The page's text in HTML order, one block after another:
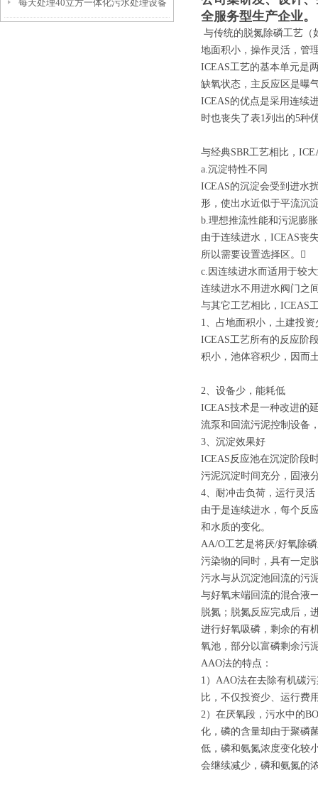
每天处理40立方一体化污水处理设备
全服务型生产企业。
与传统的脱氮除磷工艺（
地面积小，操作灵活，管
ICEAS工艺的基本单元是
缺氧状态，主反应区是曝
ICEAS的优点是采用连续
时也丧失了表1列出的5种
与经典SBR工艺相比，
a.沉淀特性不同
ICEAS的沉淀会受到进水
形，使出水近似于平流沉
b.理想推流性能和污泥膨
由于连续进水，ICEAS丧
所以需要设置选择区。
c.因连续进水而适用于较
连续进水不用进水阀门之
与其它工艺相比，ICEAS
1、占地面积小，土建投资
ICEAS工艺所有的反应阶
积小，池体容积少，因而
2、设备少，能耗低
ICEAS技术是一种改进的
流泵和回流污泥控制设备
3、沉淀效果好
ICEAS反应池在沉淀阶段
污泥沉淀时间充分，固液
4、耐冲击负荷，运行灵活
由于是连续进水，每个反
和水质的变化。
AA/O工艺是将厌/好氧除
污染物的同时，具有一定
污水与从沉淀池回流的污
与好氧末端回流的混合液
脱氮；脱氮反应完成后，
进行好氧吸磷，剩余的有
氧池，部分以富磷剩余污
AAO法的特点：
1）AAO法在去除有机碳
比，不仅投资少、运行费
2）在厌氧段，污水中的
化，磷的含量却由于聚磷
低，磷和氨氮浓度变化较
会继续减少，磷和氨氮的